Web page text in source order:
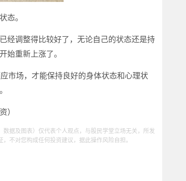
态。
调整得比较好了，无论自己的状态还是持
始重新上涨了。
场，才能保持良好的身体状态和心理状
）
据及图表）仅代表个人观点，与股民学堂立场无关，所发
不对您构成任何投资建议，据此操作风险自担。